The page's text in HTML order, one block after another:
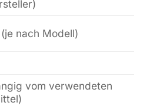
nach Modell)
vom verwendeten